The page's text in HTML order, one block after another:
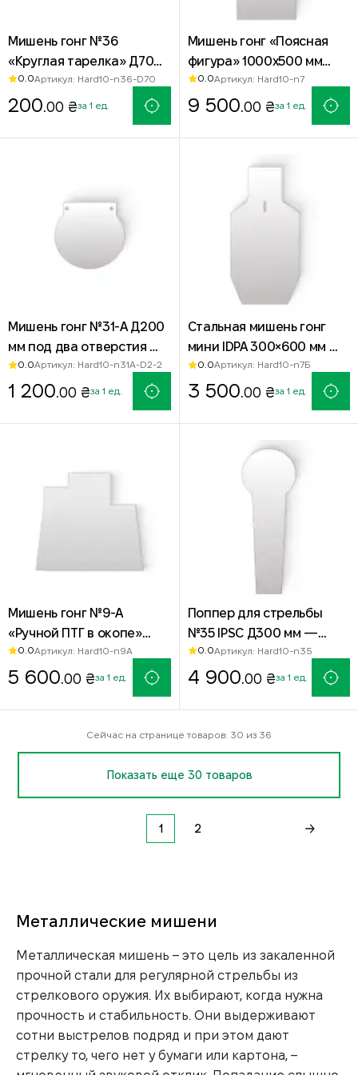
Мишень гонг №36
«Круглая тарелка» Д70
мм — сталь Hardox 500
0.0Артикул: Hard10-n36-D70
200 .00 ₴за 1 ед.
Мишень гонг «Поясная
фигура» 1000х500 мм
Hardox 500 — стальная
мишень для стрельбы
0.0Артикул: Hard10-n7
9 500 .00 ₴за 1 ед.
Мишень гонг №31-А Д200
мм под два отверстия —
сталь Hardox 500
0.0Артикул: Hard10-n31A-D2-2
1 200.00 ₴за 1 ед.
Стальная мишень гонг
мини IDPA 300×600 мм —
силуэт для стрельбы
Hardox 500
0.0Артикул: Hard10-n7Б
3 500.00 ₴за 1 ед.
Мишень гонг №9-А
«Ручной ПТГ в окопе»
550×610 мм — стальная
мишень Hardox 500 для
0.0Артикул: Hard10-n9A
5 600 .00 ₴за 1 ед.
Поппер для стрельбы
№35 IPSC Д300 мм —
мишень из стали Hardox
500 без подставки
0.0Артикул: Hard10-n35
4 900 .00 ₴за 1 ед.
Сейчас на странице товаров: 30 из 36
Показать еще 30 товаров
1 2
Металлические мишени
Металлическая мишень – это цель из закаленной
прочной стали для регулярной стрельбы из
стрелкового оружия. Их выбирают, когда нужна
прочность и стабильность. Они выдерживают
сотни выстрелов подряд и при этом дают
стрелку то, чего нет у бумаги или картона, –